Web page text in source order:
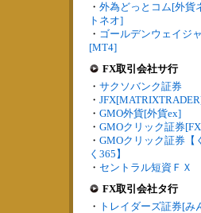
・ 外為どっとコム[外貨
トネオ]
・ ゴールデンウェイジ
[MT4]
FX取引会社サ行
・ サクソバンク証券
・
・ GMO外貨[外貨ex]
・ GMOクリック証券
・ GMOクリック証券【
く365】
・ セントラル短資ＦＸ
FX取引会社タ行
・ トレイダーズ証券[み